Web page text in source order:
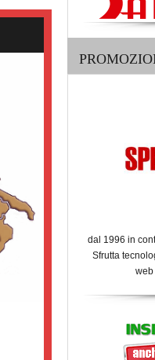
dal 1996 in
Sfrutta
web